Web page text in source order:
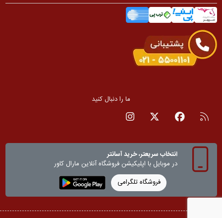
ما را دنبال کنید
RSS صفحه فیسبوک
صفحه تویترصفحه اینستاگرام
انتخاب سریعتر، خرید آسانتر
در موبایل با اپلیکیشن‌ فروشگاه آنلاین مارال کاور
فروشگاه تلگرامی